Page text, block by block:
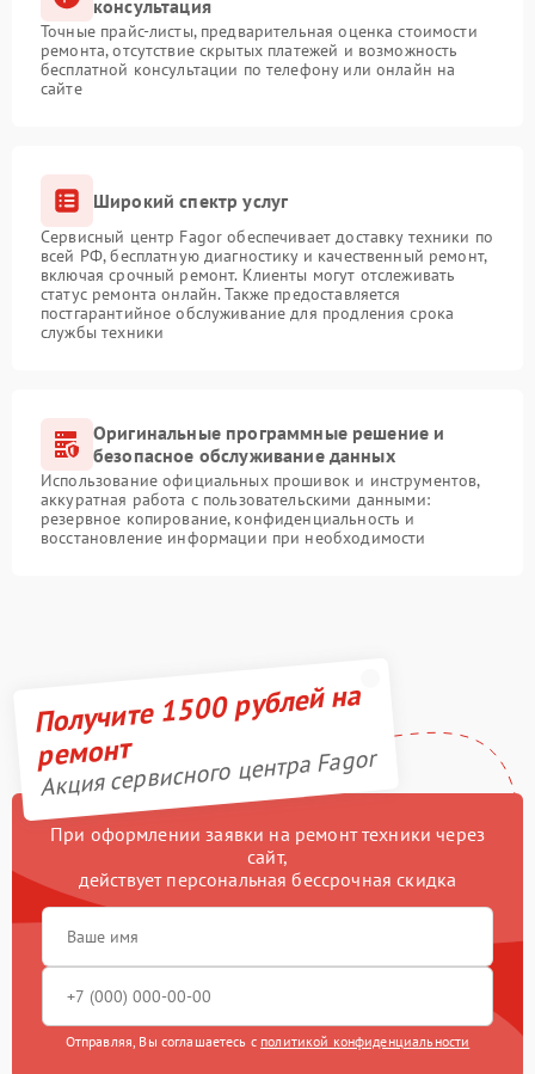
консультация
Точные прайс-листы, предварительная оценка стоимости
ремонта, отсутствие скрытых платежей и возможность
бесплатной консультации по телефону или онлайн на
сайте
Широкий спектр услуг
Сервисный центр Fagor обеспечивает доставку техники по
всей РФ, бесплатную диагностику и качественный ремонт,
включая срочный ремонт. Клиенты могут отслеживать
статус ремонта онлайн. Также предоставляется
постгарантийное обслуживание для продления срока
службы техники
Оригинальные программные решение и
безопасное обслуживание данных
Использование официальных прошивок и инструментов,
аккуратная работа с пользовательскими данными:
резервное копирование, конфиденциальность и
восстановление информации при необходимости
Получите 1500 рублей на
ремонт
Акция сервисного центра Fagor
При оформлении заявки на ремонт техники через
сайт,
действует персональная бессрочная скидка
Отправляя, Вы соглашаетесь с политикой конфиденциальности